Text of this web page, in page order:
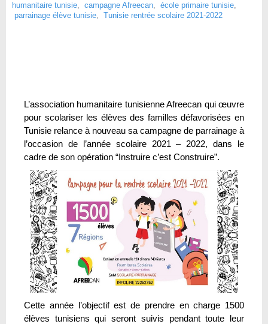
humanitaire tunisie, campagne Afreecan, école primaire tunisie,
parrainage élève tunisie, Tunisie rentrée scolaire 2021-2022
L’association humanitaire tunisienne Afreecan qui œuvre
pour scolariser les élèves des familles défavorisées en
Tunisie relance à nouveau sa campagne de parrainage à
l’occasion de l’année scolaire 2021 – 2022, dans le
cadre de son opération “Instruire c’est Construire”.
Cette année l’objectif est de prendre en charge 1500
élèves tunisiens qui seront suivis pendant toute leur